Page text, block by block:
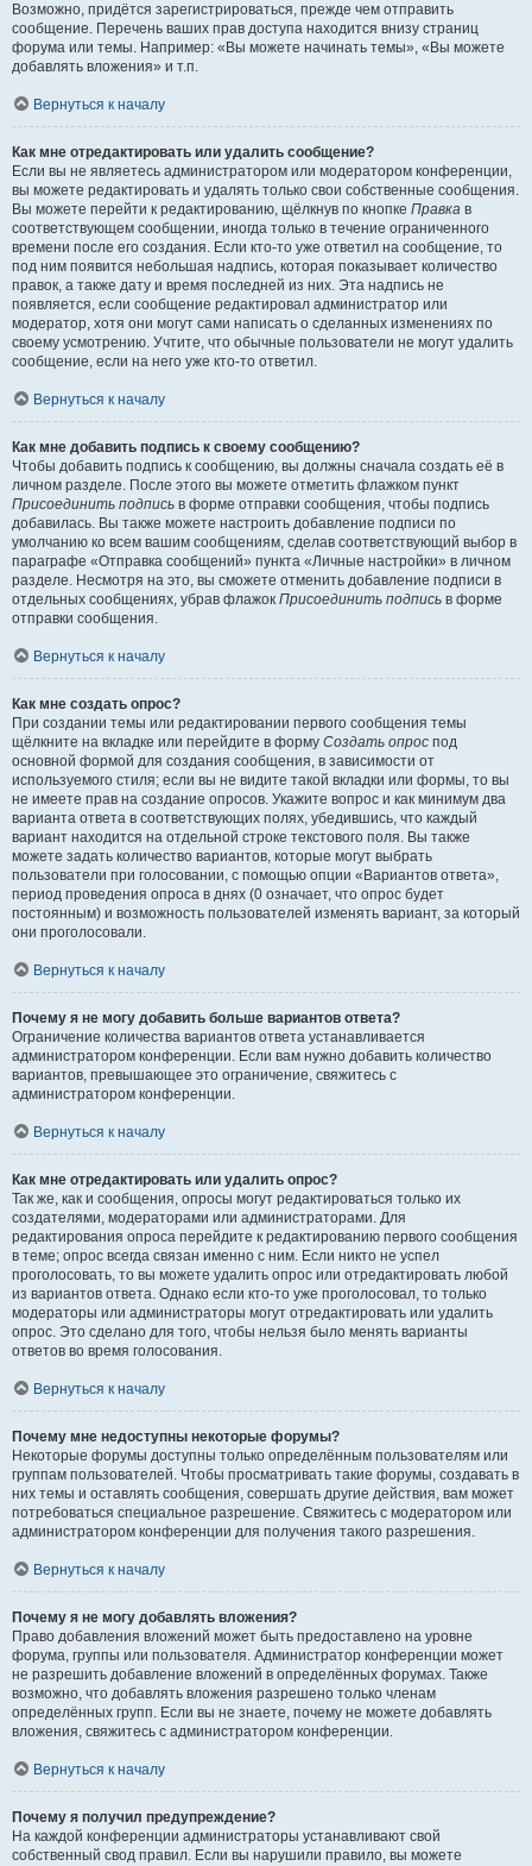
Возможно, придётся зарегистрироваться, прежде чем отправить
сообщение. Перечень ваших прав доступа находится внизу страниц
форума или темы. Например: «Вы можете начинать темы», «Вы можете
добавлять вложения» и т.п.
Вернуться к началу
Как мне отредактировать или удалить сообщение?
Если вы не являетесь администратором или модератором конференции,
вы можете редактировать и удалять только свои собственные сообщения.
Вы можете перейти к редактированию, щёлкнув по кнопке Правка в
соответствующем сообщении, иногда только в течение ограниченного
времени после его создания. Если кто-то уже ответил на сообщение, то
под ним появится небольшая надпись, которая показывает количество
правок, а также дату и время последней из них. Эта надпись не
появляется, если сообщение редактировал администратор или
модератор, хотя они могут сами написать о сделанных изменениях по
своему усмотрению. Учтите, что обычные пользователи не могут удалить
сообщение, если на него уже кто-то ответил.
Вернуться к началу
Как мне добавить подпись к своему сообщению?
Чтобы добавить подпись к сообщению, вы должны сначала создать её в
личном разделе. После этого вы можете отметить флажком пункт
Присоединить подпись в форме отправки сообщения, чтобы подпись
добавилась. Вы также можете настроить добавление подписи по
умолчанию ко всем вашим сообщениям, сделав соответствующий выбор в
параграфе «Отправка сообщений» пункта «Личные настройки» в личном
разделе. Несмотря на это, вы сможете отменить добавление подписи в
отдельных сообщениях, убрав флажок Присоединить подпись в форме
отправки сообщения.
Вернуться к началу
Как мне создать опрос?
При создании темы или редактировании первого сообщения темы
щёлкните на вкладке или перейдите в форму Создать опрос под
основной формой для создания сообщения, в зависимости от
используемого стиля; если вы не видите такой вкладки или формы, то вы
не имеете прав на создание опросов. Укажите вопрос и как минимум два
варианта ответа в соответствующих полях, убедившись, что каждый
вариант находится на отдельной строке текстового поля. Вы также
можете задать количество вариантов, которые могут выбрать
пользователи при голосовании, с помощью опции «Вариантов ответа»,
период проведения опроса в днях (0 означает, что опрос будет
постоянным) и возможность пользователей изменять вариант, за который
они проголосовали.
Вернуться к началу
Почему я не могу добавить больше вариантов ответа?
Ограничение количества вариантов ответа устанавливается
администратором конференции. Если вам нужно добавить количество
вариантов, превышающее это ограничение, свяжитесь с
администратором конференции.
Вернуться к началу
Как мне отредактировать или удалить опрос?
Так же, как и сообщения, опросы могут редактироваться только их
создателями, модераторами или администраторами. Для
редактирования опроса перейдите к редактированию первого сообщения
в теме; опрос всегда связан именно с ним. Если никто не успел
проголосовать, то вы можете удалить опрос или отредактировать любой
из вариантов ответа. Однако если кто-то уже проголосовал, то только
модераторы или администраторы могут отредактировать или удалить
опрос. Это сделано для того, чтобы нельзя было менять варианты
ответов во время голосования.
Вернуться к началу
Почему мне недоступны некоторые форумы?
Некоторые форумы доступны только определённым пользователям или
группам пользователей. Чтобы просматривать такие форумы, создавать в
них темы и оставлять сообщения, совершать другие действия, вам может
потребоваться специальное разрешение. Свяжитесь с модератором или
администратором конференции для получения такого разрешения.
Вернуться к началу
Почему я не могу добавлять вложения?
Право добавления вложений может быть предоставлено на уровне
форума, группы или пользователя. Администратор конференции может
не разрешить добавление вложений в определённых форумах. Также
возможно, что добавлять вложения разрешено только членам
определённых групп. Если вы не знаете, почему не можете добавлять
вложения, свяжитесь с администратором конференции.
Вернуться к началу
Почему я получил предупреждение?
На каждой конференции администраторы устанавливают свой
собственный свод правил. Если вы нарушили правило, вы можете